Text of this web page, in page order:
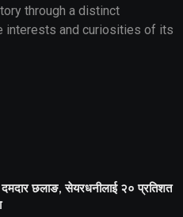
through a distinct
interests and curiosities of its
दमदार छलाङ, सेयरधनीलाई २० प्रतिशत